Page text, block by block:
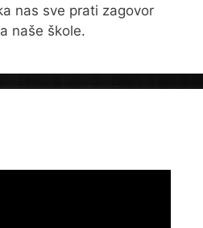
nas sve prati zagovor
naše škole.